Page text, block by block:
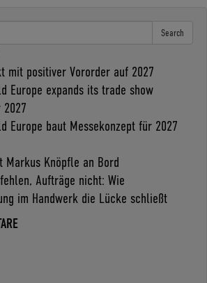
Search
mit positiver Vororder auf 2027
Europe expands its trade show
Europe baut Messekonzept für 2027
Markus Knöpfle an Bord
Aufträge nicht: Wie
im Handwerk die Lücke schließt